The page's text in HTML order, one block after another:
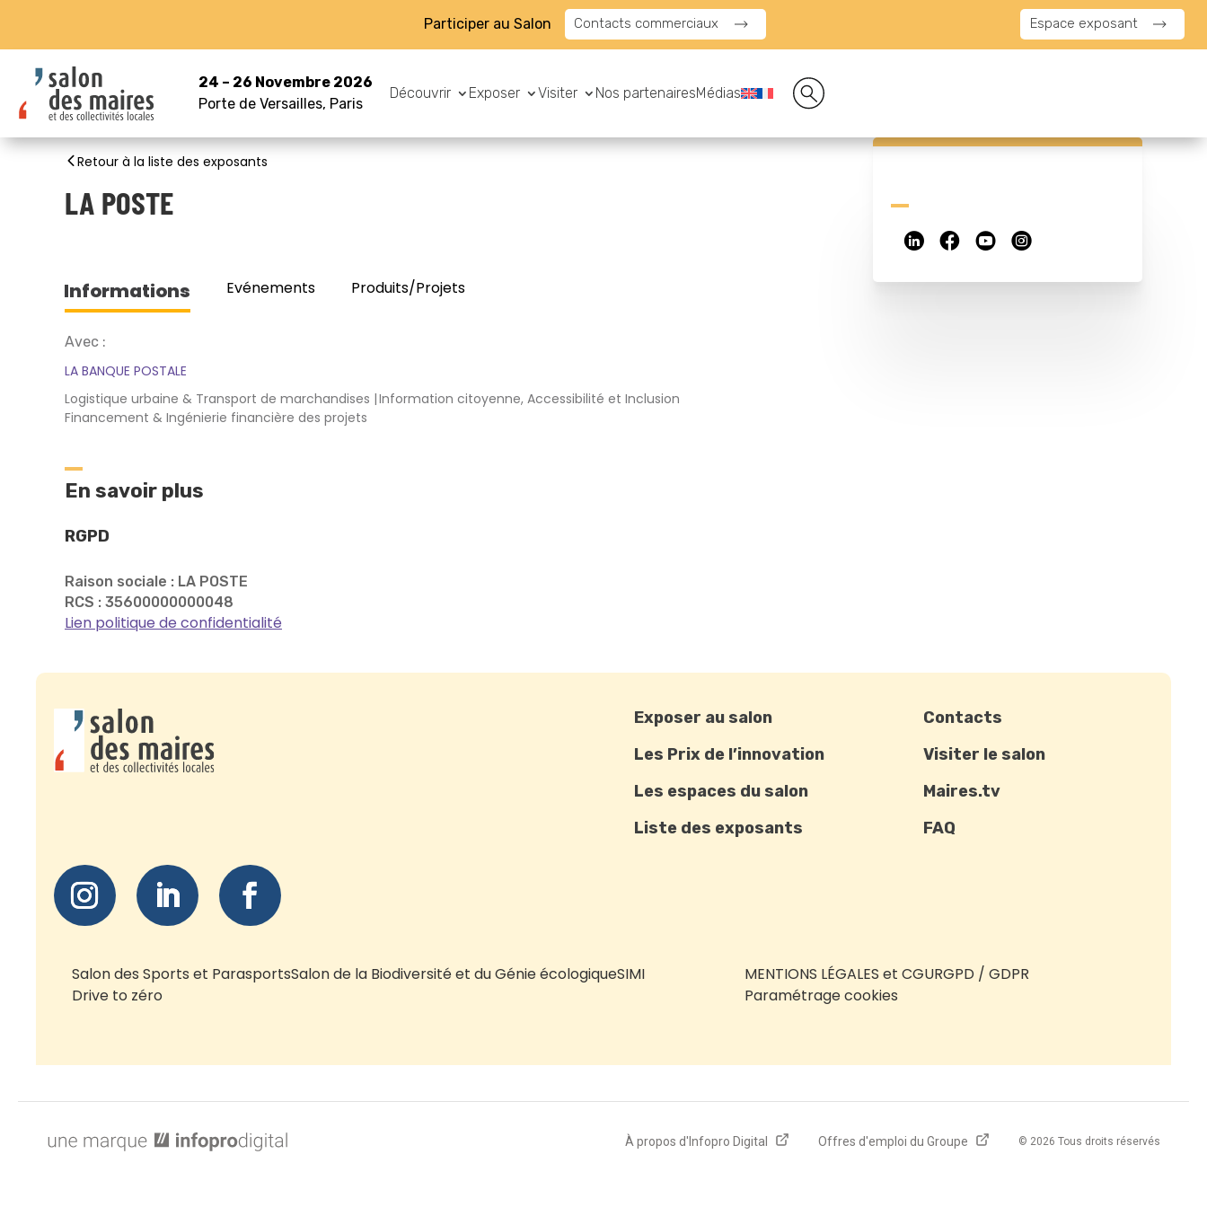
Participer au Salon Contacts commerciaux Espace exposant
24 – 26 Novembre 2026
Porte de Versailles, Paris
Découvrir Exposer Visiter Nos partenairesMédias
Retour à la liste des exposants
LA POSTE
Informations Evénements Produits/Projets
Avec :
LA BANQUE POSTALE
Logistique urbaine & Transport de marchandises Information citoyenne, Accessibilité et Inclusion
Financement & Ingénierie financière des projets
En savoir plus
RGPD
Raison sociale : LA POSTE
RCS : 35600000000048
Lien politique de confidentialité
Exposer au salon
Les Prix de l’innovation
Les espaces du salon
Liste des exposants
Contacts
Visiter le salon
Maires.tv
FAQ
Salon des Sports et ParasportsSalon de la Biodiversité et du Génie écologiqueSIMI
Drive to zéro
MENTIONS LÉGALES et CGURGPD / GDPR
Paramétrage cookies